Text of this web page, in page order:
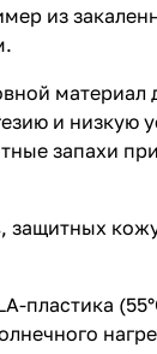
из
материал
и низкую
запахи
пластика